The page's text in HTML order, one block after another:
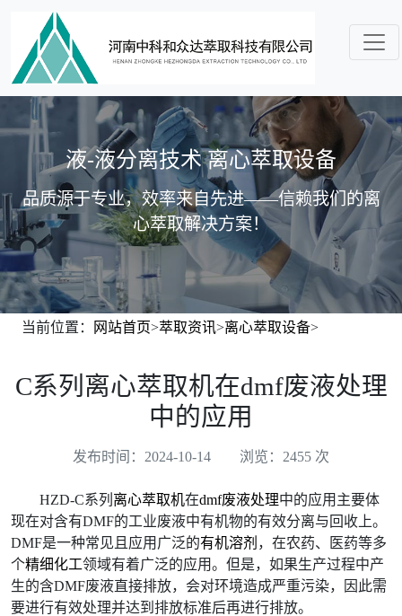
液-液分离技术 离心萃取设备
品质源于专业，效率来自先进——信赖我们的离
心萃取解决方案！
当前位置： 网站首页>萃取资讯>离心萃取设备>
C系列离心萃取机在dmf废液处理
中的应用
发布时间：2024-10-14 浏览：2455 次
HZD-C系列 离心萃取机在dmf废液处理中的应用主要体
现在对含有DMF的工业废液中有机物的有效分离与回收上。
DMF是一种常见且应用广泛的有机溶剂 ，在农药、医药等多
个精细化工领域有着广泛的应用。但是，如果生产过程中产
生的含DMF废液直接排放，会对环境造成严重污染，因此需
要进行有效处理并达到排放标准后再进行排放。